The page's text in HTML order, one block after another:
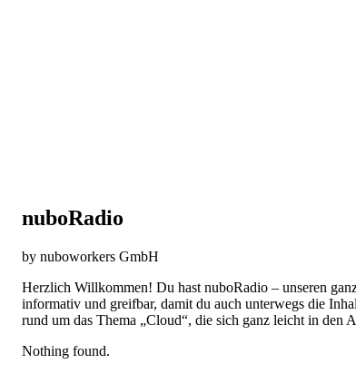
nuboRadio
by nuboworkers GmbH
Herzlich Willkommen! Du hast nuboRadio – unseren
informativ und greifbar, damit du auch unterwegs die
rund um das Thema „Cloud“, die sich ganz leicht in den
Nothing found.